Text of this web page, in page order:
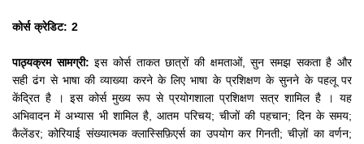
कोर्स क्रेडिट: 2
पाठ्यक्रम सामग्री: इस कोर्स ताकत छात्रों की क्षमताओं, सुन समझ सकता है और
सही ढंग से भाषा की व्याख्या करने के लिए भाषा के प्रशिक्षण के सुनने के पहलू पर
केंद्रित है
। इस कोर्स मुख्य रूप से प्रयोगशाला प्रशिक्षण सत्र शामिल है । यह
अभिवादन में अभ्यास भी शामिल है,आतम परिचय; चीजों की पहचान; दिन के समय;
कैलेंडर;कोरियाई संख्यात्मक क्लास्सिफ़िएर्स का उपयोग कर गिनती;चीज़ों का वर्णन;